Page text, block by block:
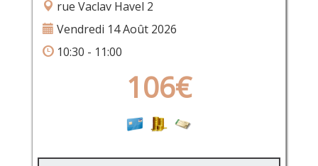
rue Vaclav Havel 2
Vendredi 14 Août 2026
10:30 - 11:00
106€